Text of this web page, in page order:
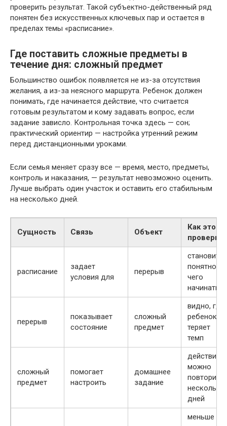
проверить результат. Такой субъектно-действенный ряд
понятен без искусственных ключевых пар и остается в
пределах темы «расписание».
Где поставить сложные предметы в
течение дня: сложный предмет
Большинство ошибок появляется не из-за отсутствия
желания, а из-за неясного маршрута. Ребенок должен
понимать, где начинается действие, что считается
готовым результатом и кому задавать вопрос, если
задание зависло. Контрольная точка здесь — сон;
практический ориентир — настройка утренний режим
перед дистанционными уроками.
Если семья меняет сразу все — время, место, предметы,
контроль и наказания, — результат невозможно оценить.
Лучше выбрать один участок и оставить его стабильным
на несколько дней.
Сущность Связь Объект
Как это
расписание
задает
условия для
перерыв
становится
понятно, с
чего
начинать
перерыв
показывает
состояние
сложный
предмет
видно, где
ребенок
теряет
темп
сложный
предмет
помогает
настроить
домашнее
задание
действие
можно
повторить
несколько
дней
меньше